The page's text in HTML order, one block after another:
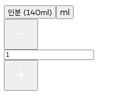
인분 (140ml) ml